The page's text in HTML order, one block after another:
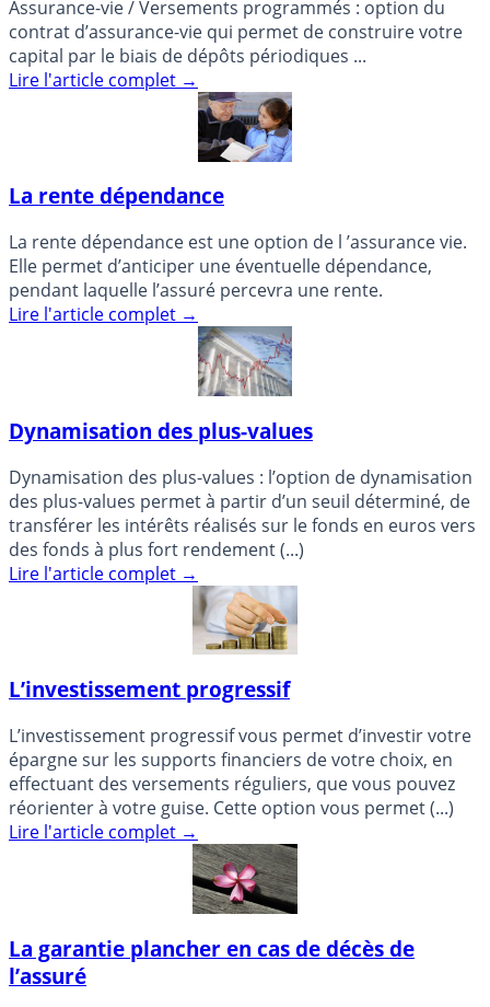
Assurance-vie / Versements programmés : option du
contrat d’assurance-vie qui permet de construire votre
capital par le biais de dépôts périodiques ...
Lire l'article complet →
La rente dépendance
La rente dépendance est une option de l ’assurance vie.
Elle permet d’anticiper une éventuelle dépendance,
pendant laquelle l’assuré percevra une rente.
Lire l'article complet →
Dynamisation des plus-values
Dynamisation des plus-values : l’option de dynamisation
des plus-values permet à partir d’un seuil déterminé, de
transférer les intérêts réalisés sur le fonds en euros vers
des fonds à plus fort rendement (...)
Lire l'article complet →
L’investissement progressif
L’investissement progressif vous permet d’investir votre
épargne sur les supports financiers de votre choix, en
effectuant des versements réguliers, que vous pouvez
réorienter à votre guise. Cette option vous permet (...)
Lire l'article complet →
La garantie plancher en cas de décès de
l’assuré